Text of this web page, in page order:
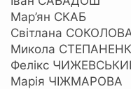
Мар’ян СКАБ
Світлана
Микола
Фелікс
Марія ЧІЖМАРОВА